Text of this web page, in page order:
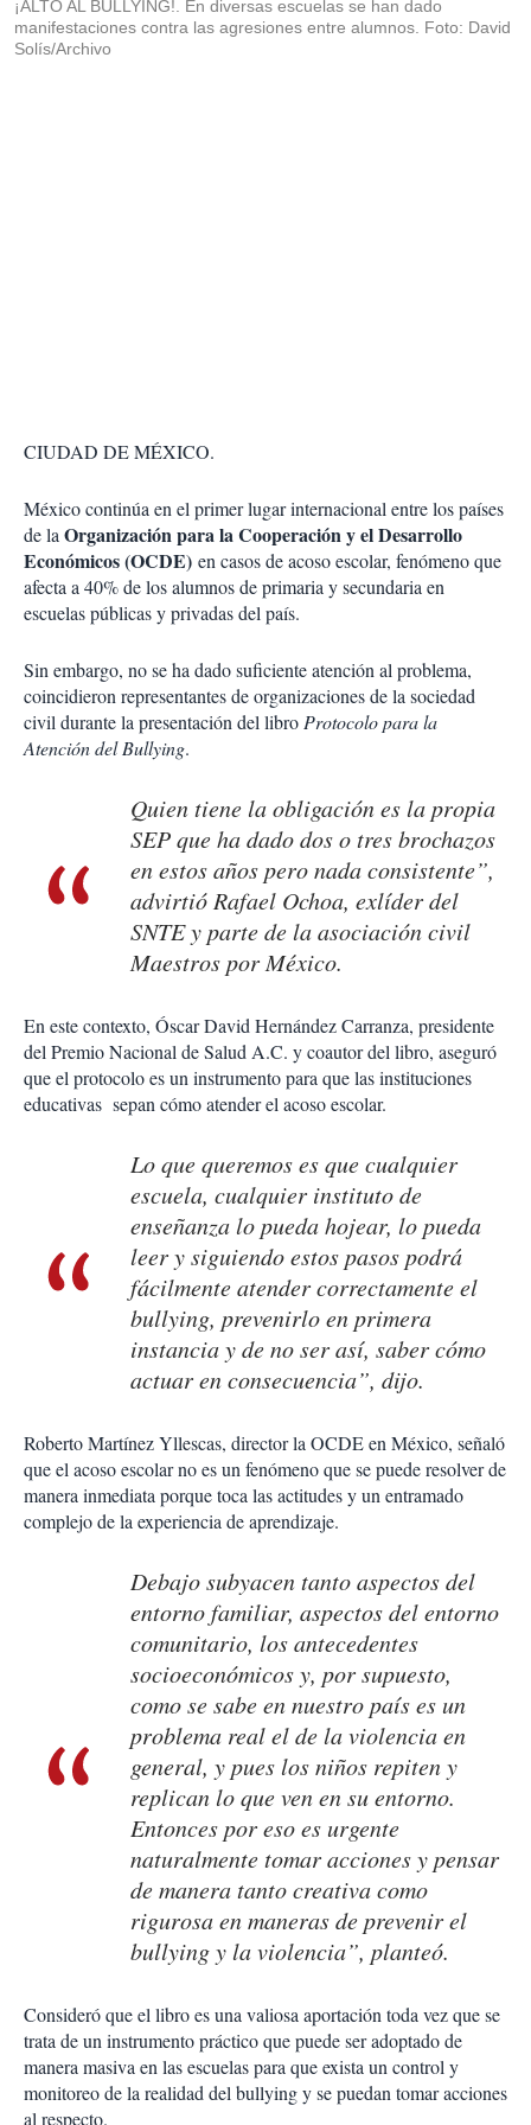
¡ALTO AL BULLYING!. En diversas escuelas se han dado
manifestaciones contra las agresiones entre alumnos. Foto: David
Solís/Archivo
CIUDAD DE MÉXICO.
México continúa en el primer lugar internacional entre los países
de laOrganización para la Cooperación y el Desarrollo
Económicos (OCDE) en casos de acoso escolar, fenómeno que
afecta a 40% de los alumnos de primaria y secundaria en
escuelas públicas y privadas del país.
Sin embargo, no se ha dado suficiente atención al problema,
coincidieron representantes de organizaciones de la sociedad
civil durante la presentación del libroProtocolo para la
Atención del Bullying.
Quien tiene la obligación es la propia
SEP que ha dado dos o tres brochazos
en estos años pero nada consistente”,
advirtió Rafael Ochoa, exlíder del
SNTE y parte de la asociación civil
Maestros por México.
En este contexto, Óscar David Hernández Carranza, presidente
del Premio Nacional de Salud A.C. y coautor del libro, aseguró
que el protocolo es un instrumento para que las instituciones
educativas sepan cómo atender el acoso escolar.
Lo que queremos es que cualquier
escuela, cualquier instituto de
enseñanza lo pueda hojear, lo pueda
leer y siguiendo estos pasos podrá
fácilmente atender correctamente el
bullying, prevenirlo en primera
instancia y de no ser así, saber cómo
actuar en consecuencia”, dijo.
Roberto Martínez Yllescas, director la OCDE en México, señaló
que el acoso escolar no es un fenómeno que se puede resolver de
manera inmediata porque toca las actitudes y un entramado
complejo de la experiencia de aprendizaje.
Debajo subyacen tanto aspectos del
entorno familiar, aspectos del entorno
comunitario, los antecedentes
socioeconómicos y, por supuesto,
como se sabe en nuestro país es un
problema real el de la violencia en
general, y pues los niños repiten y
replican lo que ven en su entorno.
Entonces por eso es urgente
naturalmente tomar acciones y pensar
de manera tanto creativa como
rigurosa en maneras de prevenir el
bullying y la violencia”, planteó.
Consideró que el libro es una valiosa aportación toda vez que se
trata de un instrumento práctico que puede ser adoptado de
manera masiva en las escuelas para que exista un control y
monitoreo de la realidad del bullying y se puedan tomar acciones
al respecto.